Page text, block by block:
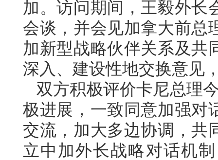
加。访问期间，王毅外长
会谈，并会见加拿大前总
加新型战略伙伴关系及共
深入、建设性地交换意见
双方积极评价卡尼总理
极进展，一致同意加强对
交流，加大多边协调，共
立中加外长战略对话机